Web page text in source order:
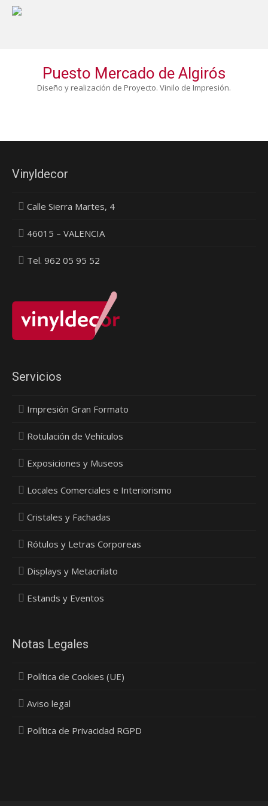
Puesto Mercado de Algirós
Diseño y realización de Proyecto. Vinilo de Impresión.
Vinyldecor
Calle Sierra Martes, 4
46015 – VALENCIA
Tel. 962 05 95 52
Servicios
Impresión Gran Formato
Rotulación de Vehículos
Exposiciones y Museos
Locales Comerciales e Interiorismo
Cristales y Fachadas
Rótulos y Letras Corporeas
Displays y Metacrilato
Estands y Eventos
Notas Legales
Política de Cookies (UE)
Aviso legal
Política de Privacidad RGPD